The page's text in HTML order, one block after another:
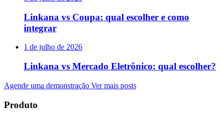
Linkana vs Coupa: qual escolher e como
integrar
1 de julho de 2026
Linkana vs Mercado Eletrônico: qual escolher?
Agende uma demonstração Ver mais posts
Produto